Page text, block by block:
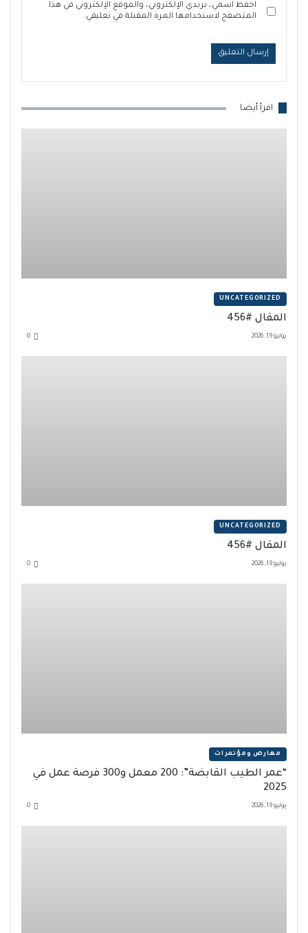
احفظ اسمي، بريدي الإلكتروني، والموقع الإلكتروني في هذا
المتصفح لاستخدامها المرة المقبلة في تعليقي.
اقرأ أيضا
UNCATEGORIZED
المقال #456
يوليو 19, 2026 0
UNCATEGORIZED
المقال #456
يوليو 19, 2026 0
معارض ومؤتمرات
“عمر الطيب القابضة”: 200 معمل و300 فرصة عمل في
2025
يوليو 19, 2026 0